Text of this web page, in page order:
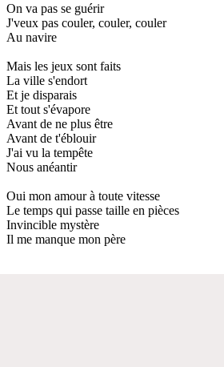
On va pas se guérir
J'veux pas couler, couler, couler
Au navire
Mais les jeux sont faits
La ville s'endort
Et je disparais
Et tout s'évapore
Avant de ne plus être
Avant de t'éblouir
J'ai vu la tempête
Nous anéantir
Oui mon amour à toute vitesse
Le temps qui passe taille en pièces
Invincible mystère
Il me manque mon père